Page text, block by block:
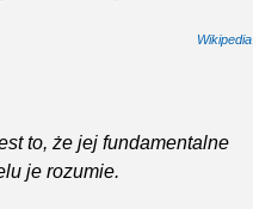
Wikipedia
to, że jej fundamentalne
je rozumie.